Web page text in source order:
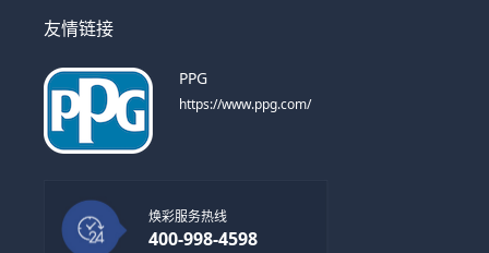
友情链接
PPG
https://www.ppg.com/
焕彩服务热线
400-998-4598